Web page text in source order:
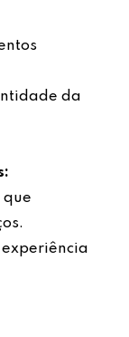
da
que